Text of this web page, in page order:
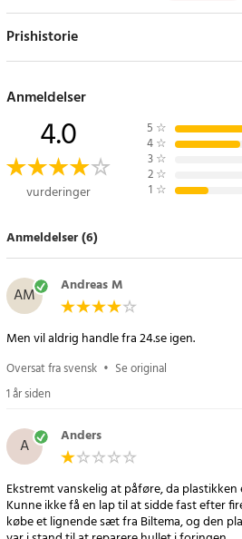
Pool vinyl-liners: Stryg ordentligt med
lappen. Placer lappen over hullet. Ved
vandoverfladen - fold lappen sammen
lappen ned mod hullet. Fold lappen ud
Sørg for at presse alle luftbobler væk.
hvis det er muligt. Efter 24 timer har
bindingsstyrke.
Article number
Prishistorie
Anmeldelser
4.0
vurderinger
5 ☆
4 ☆
3 ☆
2 ☆
1 ☆
Anmeldelser (6)
AM Andreas M
Men vil aldrig handle fra 24.se igen.
Oversat fra svensk • Se original
1 år siden
A Anders
Ekstremt vanskelig at påføre, da
Kunne ikke få en lap til at sidde fast efter
købe et lignende sæt fra Biltema, og den